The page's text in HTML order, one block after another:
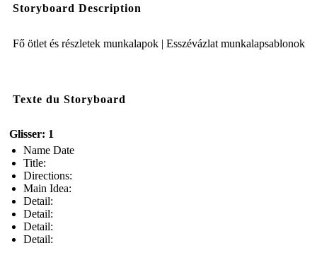
Storyboard Description
Fő ötlet és részletek munkalapok | Esszévázlat munkalapsablonok
Texte du Storyboard
Glisser: 1
Name Date
Title:
Directions:
Main Idea:
Detail:
Detail:
Detail:
Detail: